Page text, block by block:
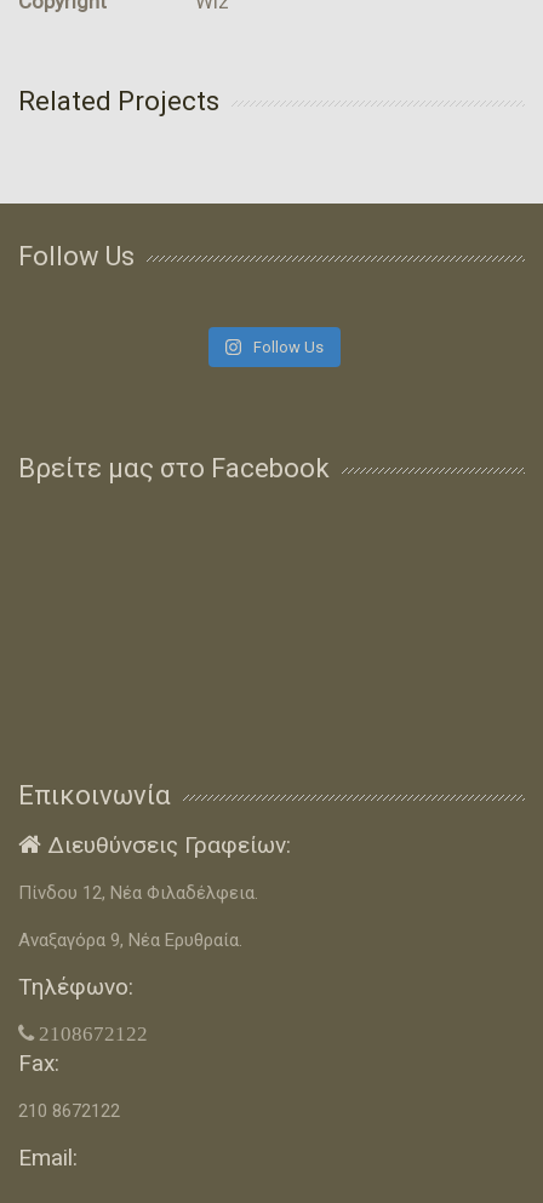
Related Projects
Follow Us
Follow Us
Βρείτε μας στο Facebook
Επικοινωνία
 Διευθύνσεις Γραφείων:
Πίνδου 12, Νέα Φιλαδέλφεια.
Αναξαγόρα 9, Νέα Ερυθραία.
Τηλέφωνο:
 2108672122
Fax:
210 8672122
Email: